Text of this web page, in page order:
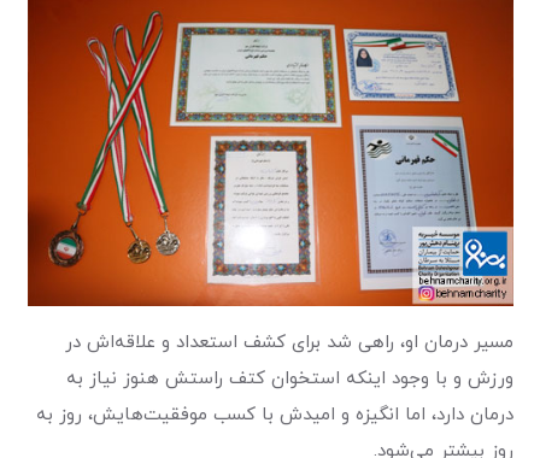
مسیر درمان او، راهی شد برای کشف استعداد و علاقه‌اش در
ورزش و با وجود اینکه استخوان کتف راستش هنوز نیاز به
درمان دارد، اما انگیزه و امیدش با کسب موفقیت‌هایش، روز به
روز بیشتر می‌شود.